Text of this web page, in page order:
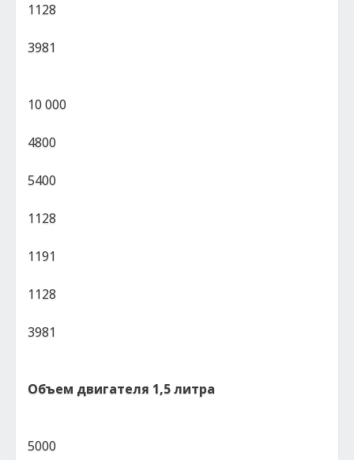
1128
3981
10 000
4800
5400
1128
1191
1128
3981
Объем двигателя 1,5 литра
5000